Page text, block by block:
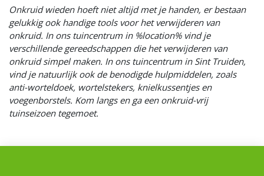
Onkruid wieden hoeft niet altijd met je handen, er bestaan
gelukkig ook handige tools voor het verwijderen van
onkruid. In ons tuincentrum in %location% vind je
verschillende gereedschappen die het verwijderen van
onkruid simpel maken. In ons tuincentrum in Sint Truiden,
vind je natuurlijk ook de benodigde hulpmiddelen, zoals
anti-worteldoek, wortelstekers, knielkussentjes en
voegenborstels. Kom langs en ga een onkruid-vrij
tuinseizoen tegemoet.